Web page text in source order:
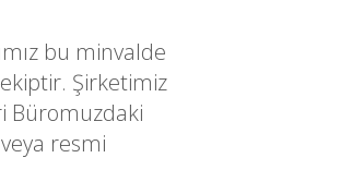
bu minvalde
Şirketimiz
Büromuzdaki
resmi